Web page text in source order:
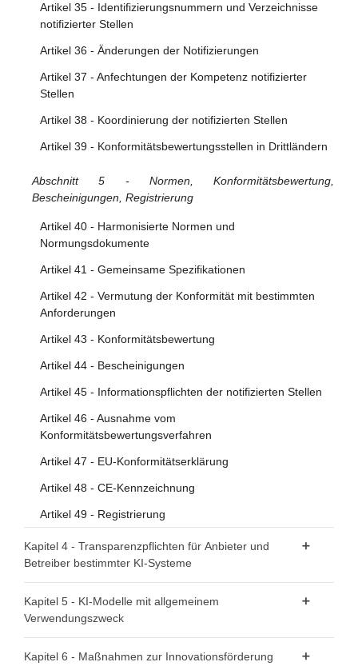
Artikel 35 - Identifizierungsnummern und Verzeichnisse
notifizierter Stellen
Artikel 36 - Änderungen der Notifizierungen
Artikel 37 - Anfechtungen der Kompetenz notifizierter
Stellen
Artikel 38 - Koordinierung der notifizierten Stellen
Artikel 39 - Konformitätsbewertungsstellen in Drittländern
Abschnitt 5 - Normen, Konformitätsbewertung,
Bescheinigungen, Registrierung
Artikel 40 - Harmonisierte Normen und
Normungsdokumente
Artikel 41 - Gemeinsame Spezifikationen
Artikel 42 - Vermutung der Konformität mit bestimmten
Anforderungen
Artikel 43 - Konformitätsbewertung
Artikel 44 - Bescheinigungen
Artikel 45 - Informationspflichten der notifizierten Stellen
Artikel 46 - Ausnahme vom
Konformitätsbewertungsverfahren
Artikel 47 - EU-Konformitätserklärung
Artikel 48 - CE-Kennzeichnung
Artikel 49 - Registrierung
Kapitel 4 - Transparenzpflichten für Anbieter und
Betreiber bestimmter KI-Systeme
Betreiber bestimmter KI-Systeme
Kapitel 5 - KI-Modelle mit allgemeinem
Verwendungszweck
Abschnitt 1 - Einstufungsvorschriften
Kapitel 6 - Maßnahmen zur Innovationsförderung